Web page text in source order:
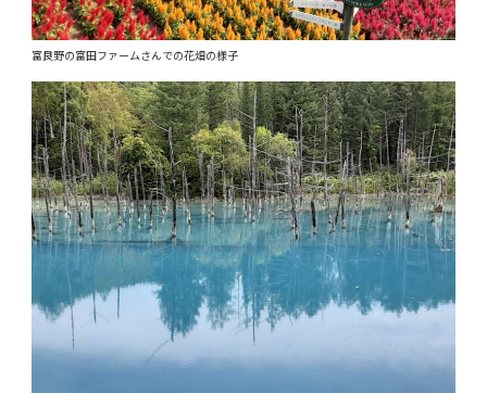
富良野の富田ファームさんでの花畑の様子